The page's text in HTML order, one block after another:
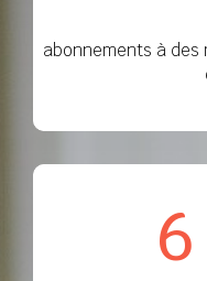
abonnements à des